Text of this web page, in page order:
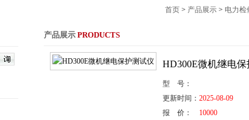
首页 > 产品展示 > 电力检
产品展示 PRODUCTS
HD300E微机继电
型 号：
更新时间： 2025-08-09
报 价：
10000